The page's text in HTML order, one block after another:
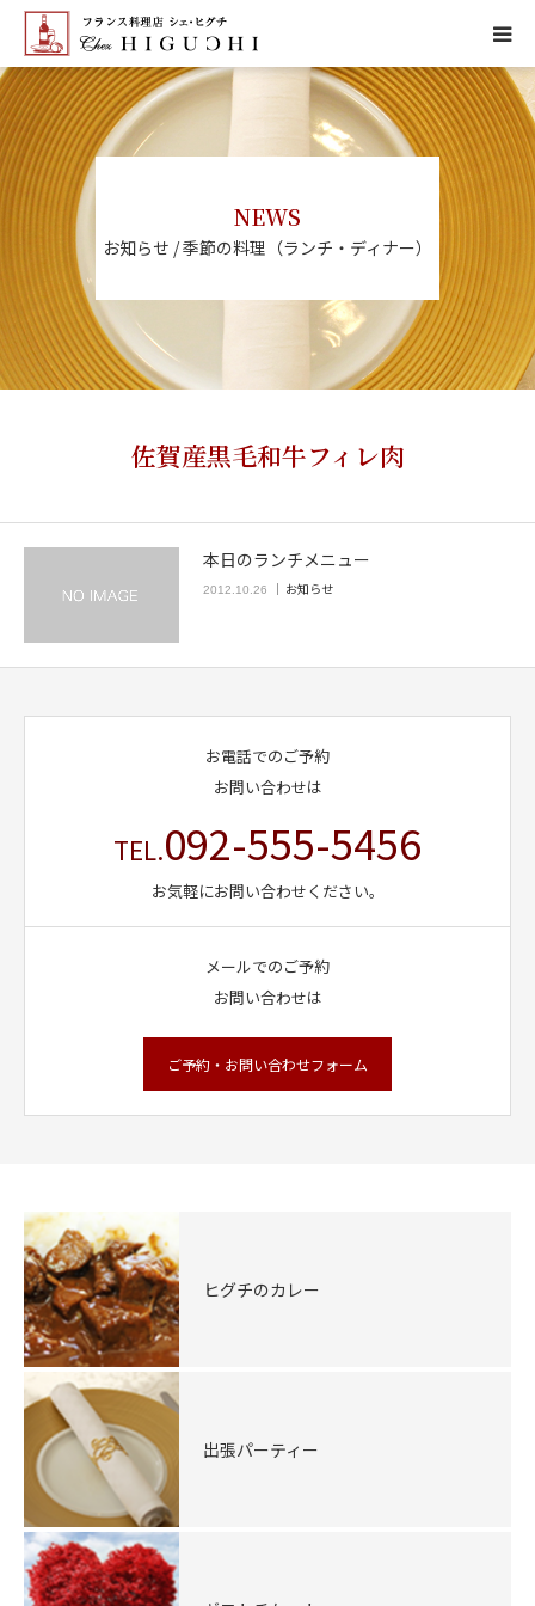
NEWS
お知らせ / 季節の料理（ランチ・ディナー）
佐賀産黒毛和牛フィレ肉
本日のランチメニュー
2012.10.26 お知らせ
お電話でのご予約
お問い合わせは
TEL.092-555-5456
お気軽にお問い合わせください。
メールでのご予約
お問い合わせは
ご予約・お問い合わせフォーム
ヒグチのカレー
出張パーティー
HOME
CONCEPT
MENU
ACCESS
NEWS
CALENDAR